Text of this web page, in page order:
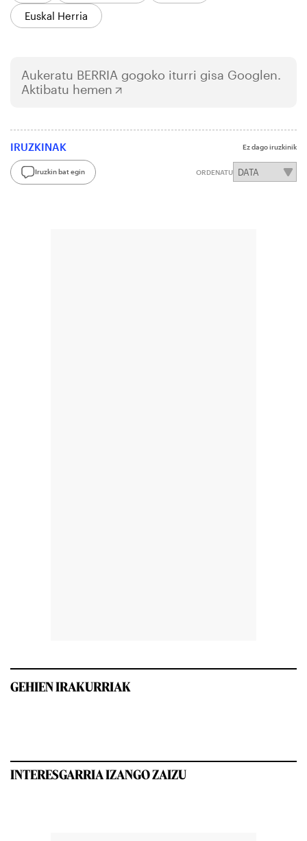
Euskal Herria
Aukeratu BERRIA gogoko iturri gisa Googlen.
Aktibatu hemen
IRUZKINAK Ez dago iruzkinik
Iruzkin bat egin ORDENATU
GEHIEN IRAKURRIAK
INTERESGARRIA IZANGO ZAIZU